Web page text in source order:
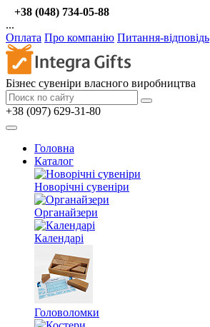
+38 (048) 734-05-88
...
Оплата Про компанію Питання-відповідь
Бізнес сувеніри власного виробництва
+38 (097) 629-31-80
Головна
Каталог
Новорічні сувеніри
Органайзери
Календарі
Головоломки